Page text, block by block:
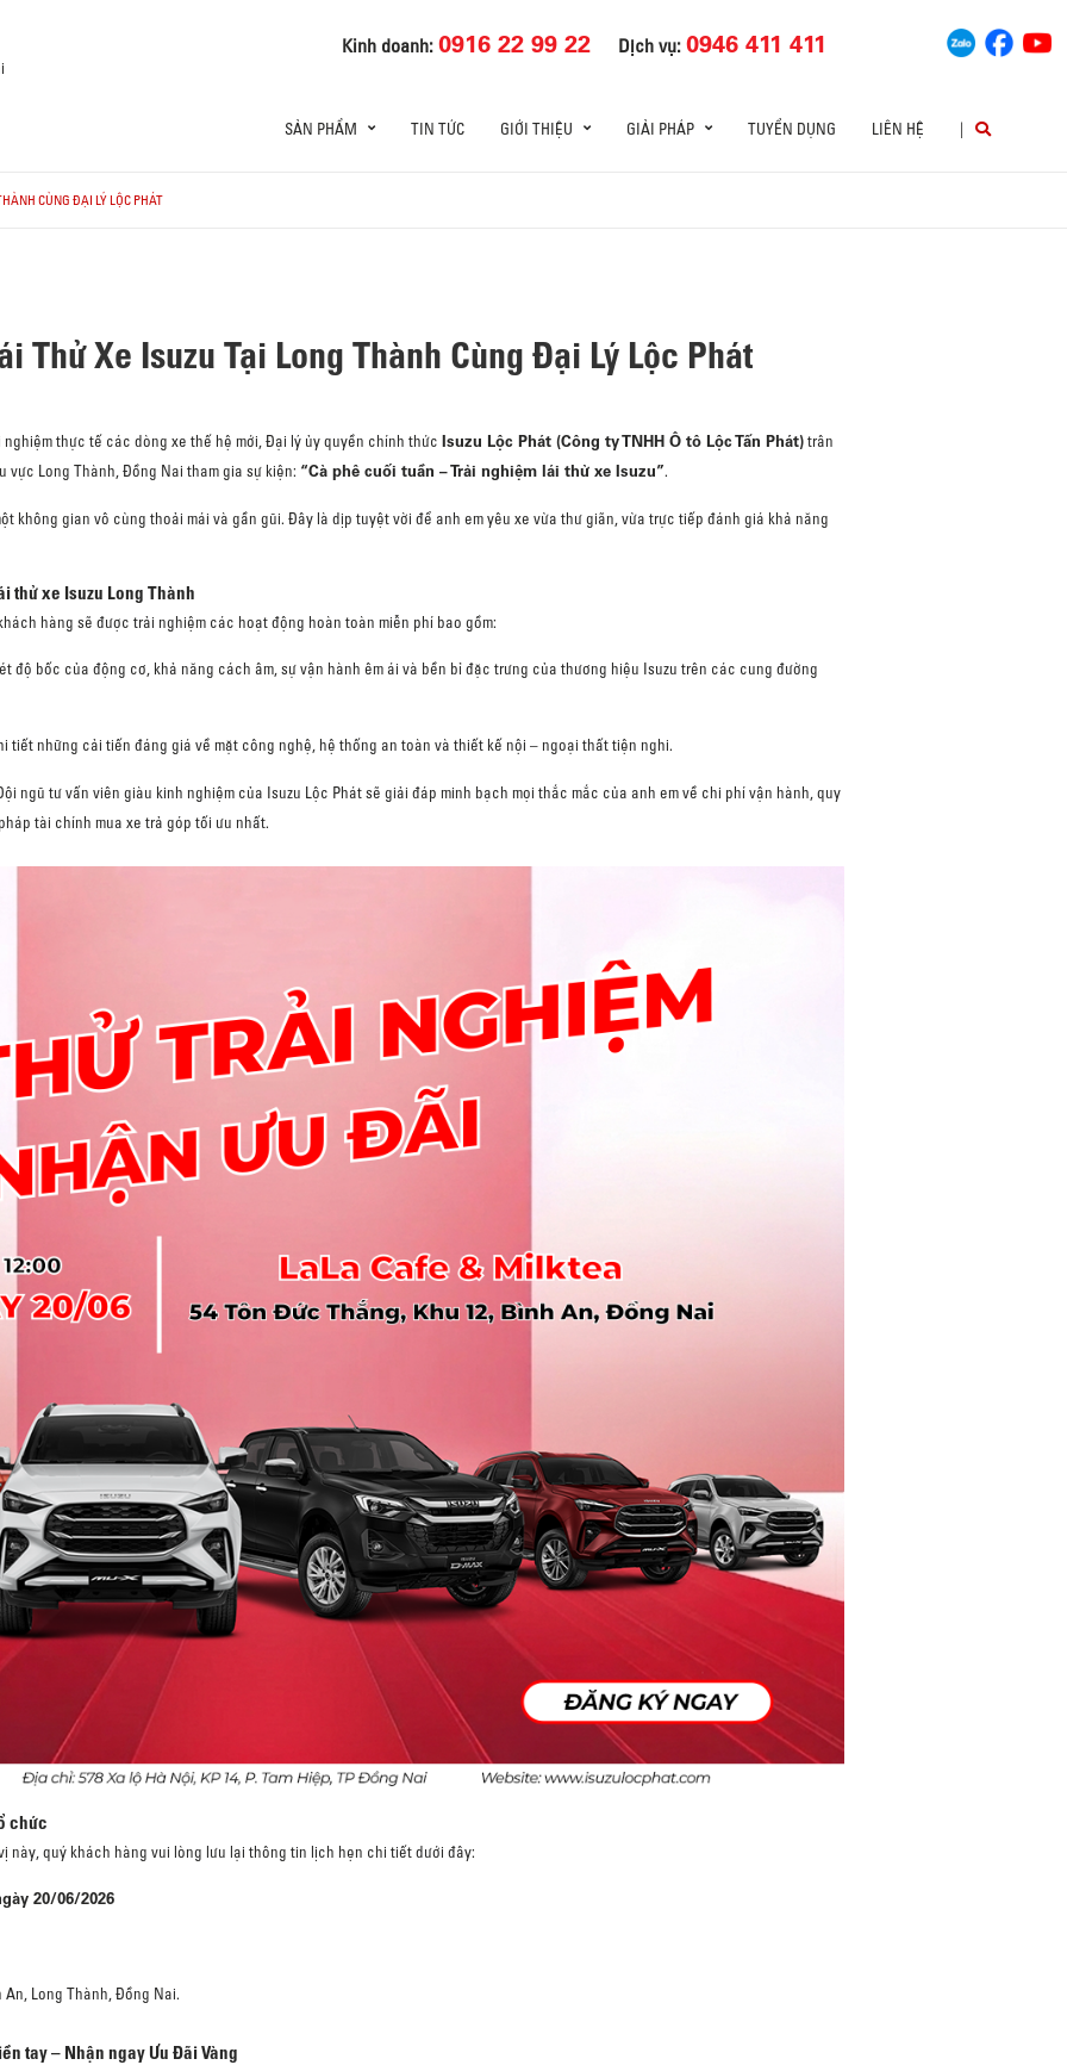
Kinh doanh:0916 22 99 22 Dịch vụ:0946 411 411
SẢN PHẨM TIN TỨC GIỚI THIỆU GIẢI PHÁP TUYỂN DỤNG LIÊN HỆ |
CÙNG ĐẠI LÝ LỘC PHÁT
Thử Xe Isuzu Tại Long Thành Cùng Đại Lý Lộc Phát
thực tế các dòng xe thế hệ mới, Đại lý ủy quyền chính thức Isuzu Lộc Phát (Công ty TNHH Ô tô Lộc Tấn Phát)trân
vực Long Thành, Đồng Nai tham gia sự kiện: “Cà phê cuối tuần – Trải nghiệm lái thử xe Isuzu”.
không gian vô cùng thoải mái và gần gũi. Đây là dịp tuyệt vời để anh em yêu xe vừa thư giãn, vừa trực tiếp đánh giá khả năng
thử xe Isuzu Long Thành
hàng sẽ được trải nghiệm các hoạt động hoàn toàn miễn phí bao gồm:
độ bốc của động cơ, khả năng cách âm, sự vận hành êm ái và bền bỉ đặc trưng của thương hiệu Isuzu trên các cung đường
tiết những cải tiến đáng giá về mặt công nghệ, hệ thống an toàn và thiết kế nội – ngoại thất tiện nghi.
ngũ tư vấn viên giàu kinh nghiệm của Isuzu Lộc Phát sẽ giải đáp minh bạch mọi thắc mắc của anh em về chi phí vận hành, quy
tài chính mua xe trả góp tối ưu nhất.
chức
này, quý khách hàng vui lòng lưu lại thông tin lịch hẹn chi tiết dưới đây:
20/06/2026
An, Long Thành, Đồng Nai.
tay – Nhận ngay Ưu Đãi Vàng